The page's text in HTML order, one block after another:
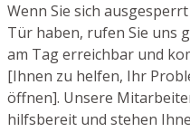
Wenn Sie sich
Tür haben, rufen Sie uns
am Tag erreichbar und
[Ihnen zu helfen, Ihr
öffnen]. Unsere
hilfsbereit und stehen